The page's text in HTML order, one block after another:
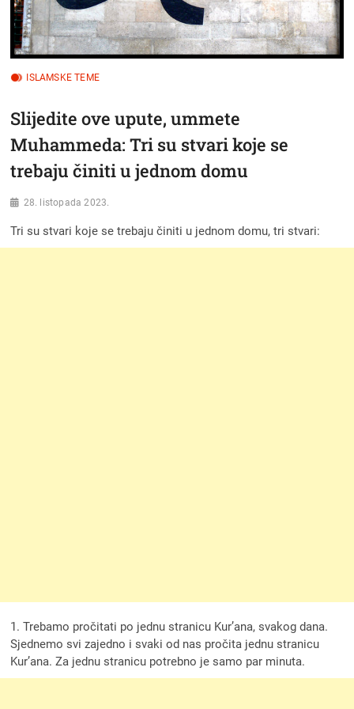
ISLAMSKE TEME
Slijedite ove upute, ummete
Muhammeda: Tri su stvari koje se
trebaju činiti u jednom domu
28. listopada 2023.
Tri su stvari koje se trebaju činiti u jednom domu, tri stvari:
1. Trebamo pročitati po jednu stranicu Kur’ana, svakog dana.
Sjednemo svi zajedno i svaki od nas pročita jednu stranicu
Kur’ana. Za jednu stranicu potrebno je samo par minuta.